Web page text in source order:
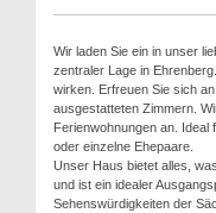
Wir laden Sie ein in unser
zentraler Lage in
wirken. Erfreuen Sie sich
ausgestatteten Zimmern.
Ferienwohnungen an. Ideal
oder einzelne Ehepaare.
Unser Haus bietet alles,
und ist ein idealer
Sehenswürdigkeiten der